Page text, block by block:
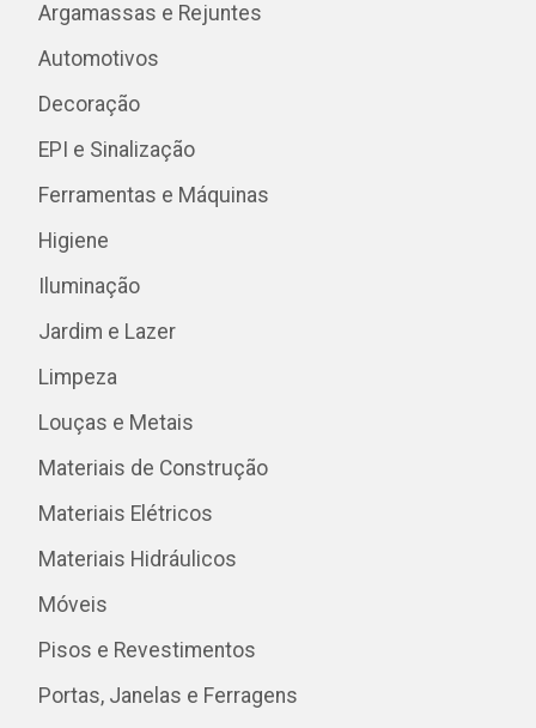
Argamassas e Rejuntes
Automotivos
Decoração
EPI e Sinalização
Ferramentas e Máquinas
Higiene
Iluminação
Jardim e Lazer
Limpeza
Louças e Metais
Materiais de Construção
Materiais Elétricos
Materiais Hidráulicos
Móveis
Pisos e Revestimentos
Portas, Janelas e Ferragens